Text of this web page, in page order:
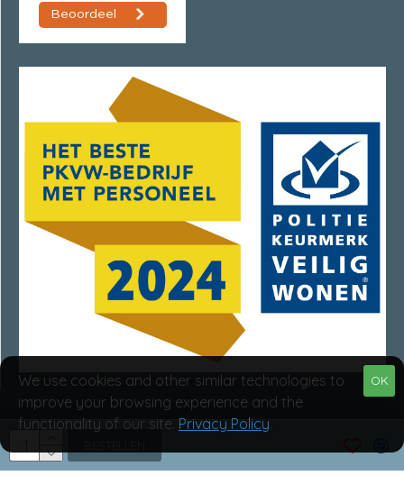
Van Rumpt Specialisten © 2025
OK
We use cookies and other similar technologies to
improve your browsing experience and the
functionality of our site. Privacy Policy.